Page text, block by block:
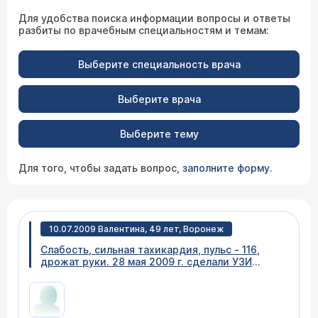
Для удобства поиска информации вопросы и ответы
разбиты по врачебным специальностям и темам:
Выберите специальность врача
Выберите врача
Выберите тему
Для того, чтобы задать вопрос, заполните форму.
10.07.2009 Валентина, 49 лет, Воронеж
Слабость, сильная тахикардия, пульс - 116,
дрожат руки. 28 мая 2009 г. сделали УЗИ
Размеры: увеличены. Правая доля: длина - 5,7
см, толщина - 2,55 см, ширина - 2,16 см, 15.03;
Левая доля - 65,2 см, толщина - 1,93 см,